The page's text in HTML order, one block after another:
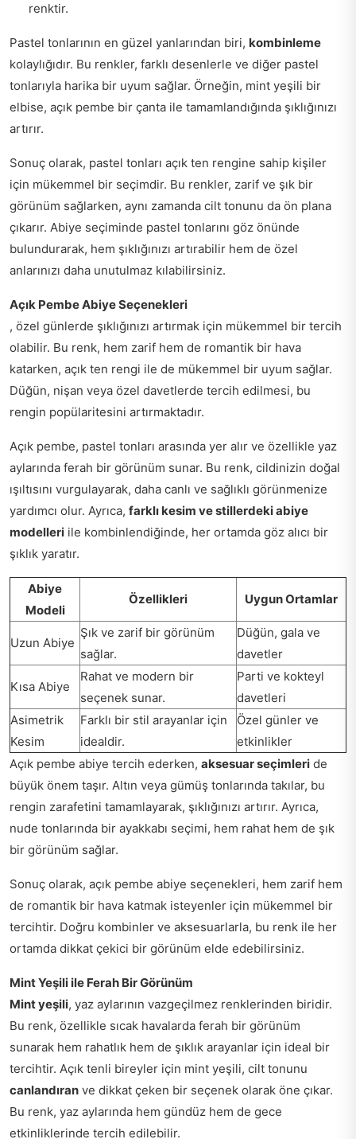
renktir.
Pastel tonlarının en güzel yanlarından biri, kombinleme
kolaylığıdır. Bu renkler, farklı desenlerle ve diğer pastel
tonlarıyla harika bir uyum sağlar. Örneğin, mint yeşili bir
elbise, açık pembe bir çanta ile tamamlandığında şıklığınızı
artırır.
Sonuç olarak, pastel tonları açık ten rengine sahip kişiler
için mükemmel bir seçimdir. Bu renkler, zarif ve şık bir
görünüm sağlarken, aynı zamanda cilt tonunu da ön plana
çıkarır. Abiye seçiminde pastel tonlarını göz önünde
bulundurarak, hem şıklığınızı artırabilir hem de özel
anlarınızı daha unutulmaz kılabilirsiniz.
Açık Pembe Abiye Seçenekleri
, özel günlerde şıklığınızı artırmak için mükemmel bir tercih
olabilir. Bu renk, hem zarif hem de romantik bir hava
katarken, açık ten rengi ile de mükemmel bir uyum sağlar.
Düğün, nişan veya özel davetlerde tercih edilmesi, bu
rengin popülaritesini artırmaktadır.
Açık pembe, pastel tonları arasında yer alır ve özellikle yaz
aylarında ferah bir görünüm sunar. Bu renk, cildinizin doğal
ışıltısını vurgulayarak, daha canlı ve sağlıklı görünmenize
yardımcı olur. Ayrıca, farklı kesim ve stillerdeki abiye
modelleri ile kombinlendiğinde, her ortamda göz alıcı bir
şıklık yaratır.
Abiye
Modeli
Özellikleri Uygun Ortamlar
Uzun Abiye
Şık ve zarif bir görünüm
sağlar.
Düğün, gala ve
davetler
Kısa Abiye
Rahat ve modern bir
seçenek sunar.
Parti ve kokteyl
davetleri
Asimetrik
Kesim
Farklı bir stil arayanlar için
idealdir.
Özel günler ve
etkinlikler
Açık pembe abiye tercih ederken, aksesuar seçimleri de
büyük önem taşır. Altın veya gümüş tonlarında takılar, bu
rengin zarafetini tamamlayarak, şıklığınızı artırır. Ayrıca,
nude tonlarında bir ayakkabı seçimi, hem rahat hem de şık
bir görünüm sağlar.
Sonuç olarak, açık pembe abiye seçenekleri, hem zarif hem
de romantik bir hava katmak isteyenler için mükemmel bir
tercihtir. Doğru kombinler ve aksesuarlarla, bu renk ile her
ortamda dikkat çekici bir görünüm elde edebilirsiniz.
Mint Yeşili ile Ferah Bir Görünüm
Mint yeşili, yaz aylarının vazgeçilmez renklerinden biridir.
Bu renk, özellikle sıcak havalarda ferah bir görünüm
sunarak hem rahatlık hem de şıklık arayanlar için ideal bir
tercihtir. Açık tenli bireyler için mint yeşili, cilt tonunu
canlandıran ve dikkat çeken bir seçenek olarak öne çıkar.
Bu renk, yaz aylarında hem gündüz hem de gece
etkinliklerinde tercih edilebilir.